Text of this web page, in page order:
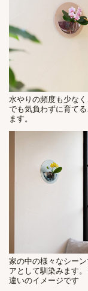
水やりの頻度も少な
でも気負わずに育てる
ます。
家の中の様々なシーン
アとして馴染みます
違いのイメージです